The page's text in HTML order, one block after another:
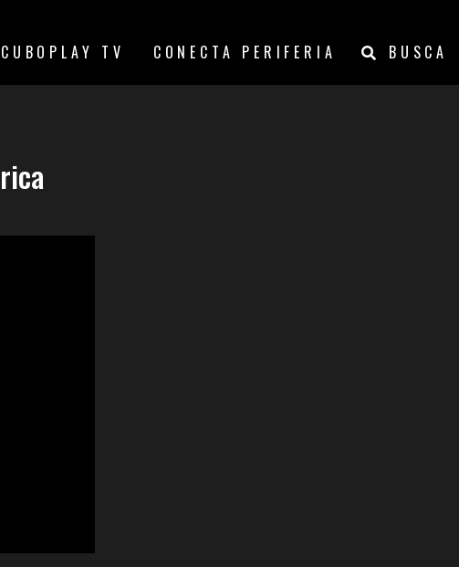
CUBOPLAY TV CONECTA PERIFERIA BUSCA